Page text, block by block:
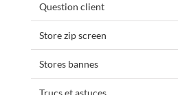
Question client
Store zip screen
Stores bannes
Trucs et astuces